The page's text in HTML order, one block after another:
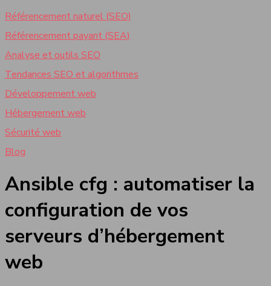
Référencement naturel (SEO)
Référencement payant (SEA)
Analyse et outils SEO
Tendances SEO et algorithmes
Développement web
Hébergement web
Sécurité web
Blog
Ansible cfg : automatiser la
configuration de vos
serveurs d’hébergement
web